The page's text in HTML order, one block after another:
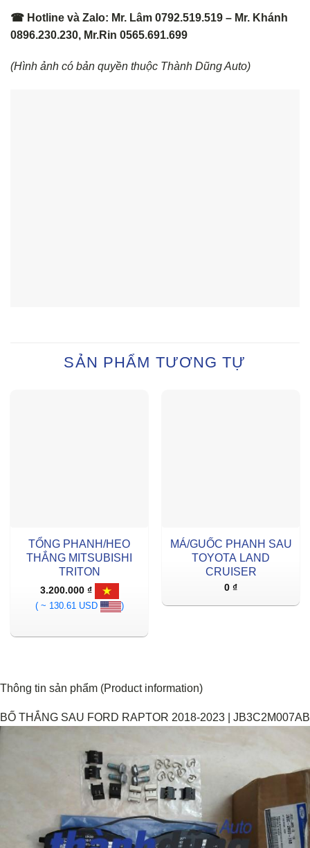
☎ Hotline và Zalo: Mr. Lâm 0792.519.519 – Mr. Khánh
0896.230.230, Mr.Rin 0565.691.699
(Hình ảnh có bản quyền thuộc Thành Dũng Auto)
SẢN PHẨM TƯƠNG TỰ
TỔNG PHANH/HEO
THẮNG MITSUBISHI
TRITON
3.200.000 ₫
( ~ 130.61 USD
)
MÁ/GUỐC PHANH SAU
TOYOTA LAND
CRUISER
0 ₫
Thông tin sản phẩm (Product information)
BỐ THẮNG SAU FORD RAPTOR 2018-2023 | JB3C2M007AB